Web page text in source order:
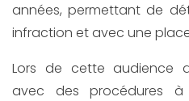
années, permettant de
infraction et avec une
Lors de cette audience
avec des procédures